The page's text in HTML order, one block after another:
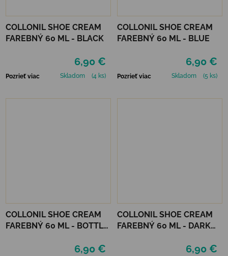
COLLONIL SHOE CREAM
FAREBNÝ 60 ML - BLACK
6,90 €
Pozrieť viac Skladom (4 ks)
COLLONIL SHOE CREAM
FAREBNÝ 60 ML - BLUE
6,90 €
Pozrieť viac Skladom (5 ks)
COLLONIL SHOE CREAM
FAREBNÝ 60 ML - BOTTLE
6,90 €
COLLONIL SHOE CREAM
FAREBNÝ 60 ML - DARK
6,90 €